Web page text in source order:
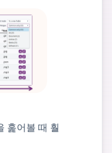
훑어볼 때 훨